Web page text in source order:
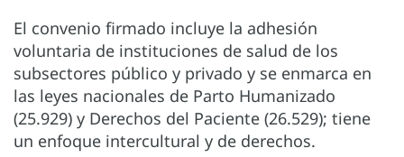
El convenio firmado incluye la adhesión
voluntaria de instituciones de salud de los
subsectores público y privado y se enmarca en
las leyes nacionales de Parto Humanizado
(25.929) y Derechos del Paciente (26.529); tiene
un enfoque intercultural y de derechos.